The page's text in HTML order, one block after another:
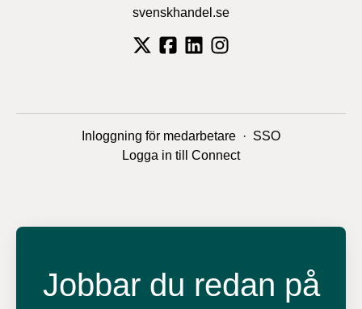
svenskhandel.se
Inloggning för medarbetare · SSO
Logga in till Connect
Jobbar du redan på